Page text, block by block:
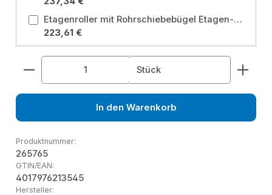
Etagenroller mit Rohrschiebebügel Etagen-Roller mit 2 Plattformen und Rohrschiebebügel, pulverbeschichtet blau RAL 5007
223,61 €
Produkt Anzahl: Gib den gewünschten Wert
Stück
In den Warenkorb
Produktnummer:
265765
GTIN/EAN:
4017976213545
Hersteller: